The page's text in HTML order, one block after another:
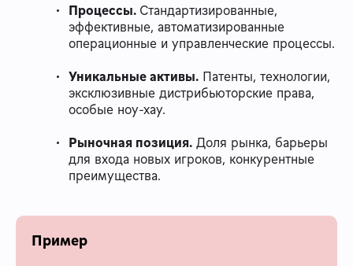
Процессы. Стандартизированные,
эффективные, автоматизированные
операционные и управленческие процессы.
Уникальные активы. Патенты, технологии,
эксклюзивные дистрибьюторские права,
особые ноу-хау.
Рыночная позиция. Доля рынка, барьеры
для входа новых игроков, конкурентные
преимущества.
Пример